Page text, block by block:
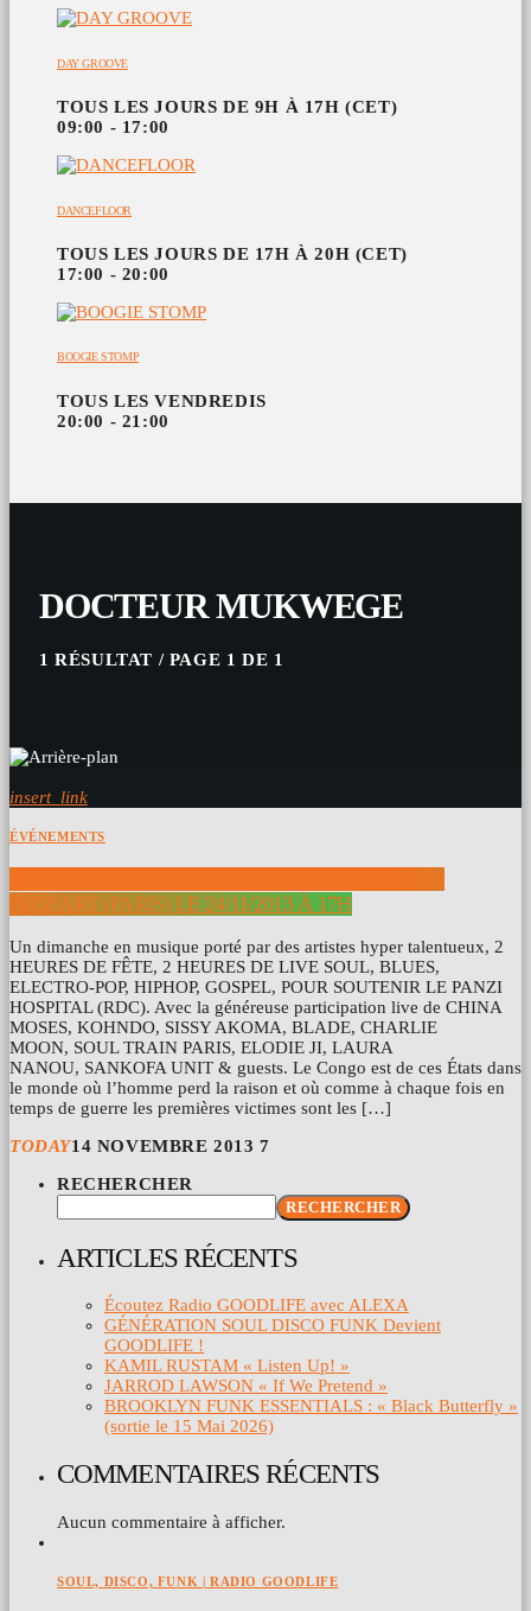
DAY GROOVE
TOUS LES JOURS DE 9H À 17H (CET)
09:00 - 17:00
DANCEFLOOR
TOUS LES JOURS DE 17H À 20H (CET)
17:00 - 20:00
BOOGIE STOMP
TOUS LES VENDREDIS
20:00 - 21:00
DOCTEUR MUKWEGE
1 RÉSULTAT / PAGE 1 DE 1
insert_link
ÉVÉNEMENTS
LOVE FOR PANZI CONCERT SOUL DE SOUTIEN
BIZZ’ART (PARIS) LE 24/11/2013 À 17H
Un dimanche en musique porté par des artistes hyper talentueux, 2
HEURES DE FÊTE, 2 HEURES DE LIVE SOUL, BLUES,
ELECTRO-POP, HIPHOP, GOSPEL, POUR SOUTENIR LE PANZI
HOSPITAL (RDC). Avec la généreuse participation live de CHINA
MOSES, KOHNDO, SISSY AKOMA, BLADE, CHARLIE
MOON, SOUL TRAIN PARIS, ELODIE JI, LAURA
NANOU, SANKOFA UNIT & guests. Le Congo est de ces États dans
le monde où l’homme perd la raison et où comme à chaque fois en
temps de guerre les premières victimes sont les […]
TODAY14 NOVEMBRE 2013 7
RECHERCHER
RECHERCHER
ARTICLES RÉCENTS
Écoutez Radio GOODLIFE avec ALEXA
GÉNÉRATION SOUL DISCO FUNK Devient
GOODLIFE !
KAMIL RUSTAM « Listen Up! »
JARROD LAWSON « If We Pretend »
BROOKLYN FUNK ESSENTIALS : « Black Butterfly »
(sortie le 15 Mai 2026)
COMMENTAIRES RÉCENTS
Aucun commentaire à afficher.
SOUL, DISCO, FUNK | RADIO GOODLIFE